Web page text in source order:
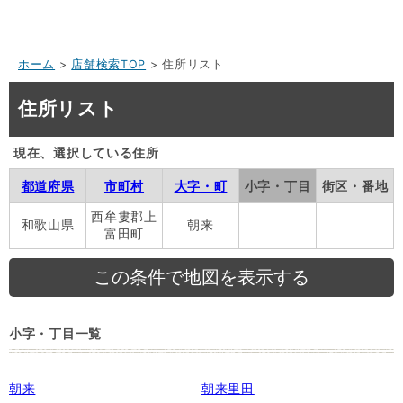
ホーム > 店舗検索TOP > 住所リスト
住所リスト
現在、選択している住所
都道府県 市町村 大字・町 小字・丁目 街区・番地
和歌山県
西牟婁郡上
富田町
朝来
小字・丁目一覧
朝来 朝来里田